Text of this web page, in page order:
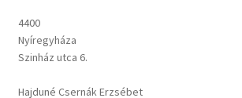
Bemutatkozás
4400
Nyíregyháza
Szinház utca 6.
Hajduné Csernák Erzsébet